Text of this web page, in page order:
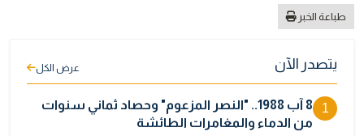
طباعة الخبر
يتصدر الآن عرض الكل
1
8 آب 1988.. "النصر المزعوم" وحصاد ثماني سنوات
من الدماء والمغامرات الطائشة